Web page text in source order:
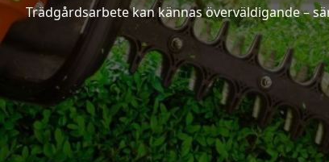
Trädgårdsarbete kan kännas överväldigande –